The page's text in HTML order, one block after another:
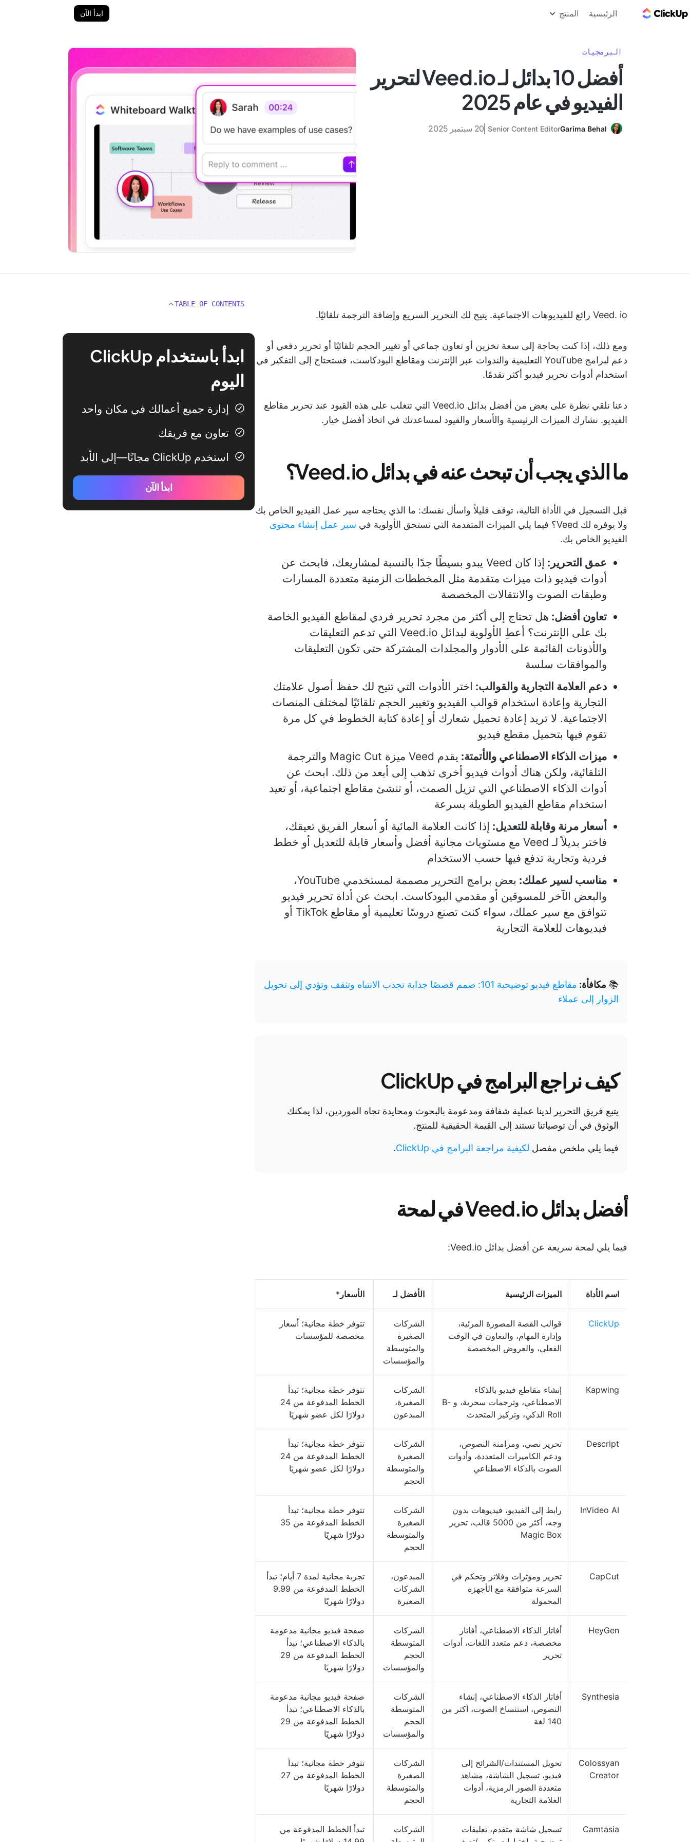
الرئيسية المنتج ابدأ الآن
البرمجيات
أفضل 10 بدائل لـ Veed.io لتحرير
الفيديو في عام 2025
Garima Behal
Senior Content Editor 20 سبتمبر 2025
Veed. io رائع للفيديوهات الاجتماعية. يتيح لك التحرير السريع وإضافة الترجمة تلقائيًا.
ومع ذلك، إذا كنت بحاجة إلى سعة تخزين أو تعاون جماعي أو تغيير الحجم تلقائيًا أو تحرير دفعي أو
دعم لبرامج YouTube التعليمية والندوات عبر الإنترنت ومقاطع البودكاست، فستحتاج إلى التفكير في
استخدام أدوات تحرير فيديو أكثر تقدمًا.
دعنا نلقي نظرة على بعض من أفضل بدائل Veed.io التي تتغلب على هذه القيود عند تحرير مقاطع
الفيديو. نشارك الميزات الرئيسية والأسعار والقيود لمساعدتك في اتخاذ أفضل خيار.
ما الذي يجب أن تبحث عنه في بدائل Veed.io؟
قبل التسجيل في الأداة التالية، توقف قليلاً واسأل نفسك: ما الذي يحتاجه سير عمل الفيديو الخاص بك
ولا يوفره لك Veed؟ فيما يلي الميزات المتقدمة التي تستحق الأولوية في
سير عمل إنشاء محتوى
الفيديو الخاص بك.
عمق التحرير:
إذا كان Veed يبدو بسيطًا جدًا بالنسبة لمشاريعك، فابحث عن
أدوات فيديو ذات ميزات متقدمة مثل المخططات الزمنية متعددة المسارات
وطبقات الصوت والانتقالات المخصصة
تعاون أفضل: هل تحتاج إلى أكثر من مجرد تحرير فردي لمقاطع الفيديو الخاصة
بك على الإنترنت؟ أعطِ الأولوية لبدائل Veed.io التي تدعم التعليقات
والأذونات القائمة على الأدوار والمجلدات المشتركة حتى تكون التعليقات
والموافقات سلسة
دعم العلامة التجارية والقوالب: اختر الأدوات التي تتيح لك حفظ أصول علامتك
التجارية وإعادة استخدام قوالب الفيديو وتغيير الحجم تلقائيًا لمختلف المنصات
الاجتماعية. لا تريد إعادة تحميل شعارك أو إعادة كتابة الخطوط في كل مرة
تقوم فيها بتحميل مقطع فيديو
ميزات الذكاء الاصطناعي والأتمتة:
يقدم Veed ميزة Magic Cut والترجمة
التلقائية، ولكن هناك أدوات فيديو أخرى تذهب إلى أبعد من ذلك. ابحث عن
أدوات الذكاء الاصطناعي التي تزيل الصمت، أو تنشئ مقاطع اجتماعية، أو تعيد
استخدام مقاطع الفيديو الطويلة بسرعة
أسعار مرنة وقابلة للتعديل: إذا كانت العلامة المائية أو أسعار الفريق تعيقك،
فاختر بديلاً لـ Veed مع مستويات مجانية أفضل وأسعار قابلة للتعديل أو خطط
فردية وتجارية تدفع فيها حسب الاستخدام
مناسب لسير عملك:
بعض برامج التحرير مصممة لمستخدمي YouTube،
والبعض الآخر للمسوقين أو مقدمي البودكاست. ابحث عن أداة تحرير فيديو
تتوافق مع سير عملك، سواء كنت تصنع دروسًا تعليمية أو مقاطع TikTok أو
فيديوهات للعلامة التجارية
📚 مكافأة:
مقاطع فيديو توضيحية 101: صمم قصصًا جذابة تجذب الانتباه وتثقف وتؤدي إلى تحويل
الزوار إلى عملاء
كيف نراجع البرامج في ClickUp
يتبع فريق التحرير لدينا عملية شفافة ومدعومة بالبحوث ومحايدة تجاه الموردين، لذا يمكنك
الوثوق في أن توصياتنا تستند إلى القيمة الحقيقية للمنتج.
فيما يلي ملخص مفصل لكيفية مراجعة البرامج في ClickUp .
أفضل بدائل Veed.io في لمحة
فيما يلي لمحة سريعة عن أفضل بدائل Veed.io:
اسم الأداة الميزات الرئيسية الأفضل لـ الأسعار *
ClickUp
قوالب القصة المصورة المرئية،
وإدارة المهام، والتعاون في الوقت
الفعلي، والعروض المخصصة
الشركات
الصغيرة
والمتوسطة
والمؤسسات
تتوفر خطة مجانية؛ أسعار
مخصصة للمؤسسات
Kapwing
إنشاء مقاطع فيديو بالذكاء
الاصطناعي، وترجمات سحرية، و B-
Roll الذكي، وتركيز المتحدث
الشركات
الصغيرة،
المبدعون
تتوفر خطة مجانية؛ تبدأ
الخطط المدفوعة من 24
دولارًا لكل عضو شهريًا
Descript
تحرير نصي، ومزامنة النصوص،
ودعم الكاميرات المتعددة، وأدوات
الصوت بالذكاء الاصطناعي
الشركات
الصغيرة
والمتوسطة
الحجم
تتوفر خطة مجانية؛ تبدأ
الخطط المدفوعة من 24
دولارًا لكل عضو شهريًا
InVideo AI
رابط إلى الفيديو، فيديوهات بدون
وجه، أكثر من 5000 قالب، تحرير
Magic Box
الشركات
الصغيرة
والمتوسطة
الحجم
تتوفر خطة مجانية؛ تبدأ
الخطط المدفوعة من 35
دولارًا شهريًا
CapCut
تحرير ومؤثرات وفلاتر وتحكم في
السرعة متوافقة مع الأجهزة
المحمولة
المبدعون،
الشركات
الصغيرة
تجربة مجانية لمدة 7 أيام؛ تبدأ
الخطط المدفوعة من 9.99
دولارًا شهريًا
HeyGen
أفاتار الذكاء الاصطناعي، أفاتار
مخصصة، دعم متعدد اللغات، أدوات
تحرير
الشركات
المتوسطة
الحجم
والمؤسسات
صفحة فيديو مجانية مدعومة
بالذكاء الاصطناعي؛ تبدأ
الخطط المدفوعة من 29
دولارًا شهريًا
Synthesia
أفاتار الذكاء الاصطناعي، إنشاء
النصوص، استنساخ الصوت، أكثر من
140 لغة
الشركات
المتوسطة
الحجم
والمؤسسات
صفحة فيديو مجانية مدعومة
بالذكاء الاصطناعي؛ تبدأ
الخطط المدفوعة من 29
دولارًا شهريًا
Colossyan
Creator
تحويل المستندات/الشرائح إلى
فيديو، تسجيل الشاشة، مشاهد
متعددة الصور الرمزية، أدوات
العلامة التجارية
الشركات
الصغيرة
والمتوسطة
الحجم
تتوفر خطة مجانية؛ تبدأ
الخطط المدفوعة من 27
دولارًا شهريًا
Camtasia
تسجيل شاشة متقدم، تعليقات
الشركات
تبدأ الخطط المدفوعة من
TABLE OF CONTENTS
ابدأ باستخدام ClickUp
اليوم
إدارة جميع أعمالك في مكان واحد
تعاون مع فريقك
استخدم ClickUp مجانًا—إلى الأبد
ابدأ الآن